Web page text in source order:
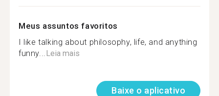
Meus assuntos favoritos
I like talking about philosophy, life, and anything
funny... Leia mais
Baixe o aplicativo